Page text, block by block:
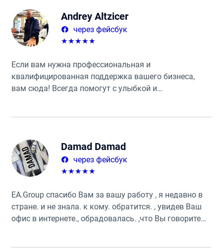
Andrey Altzicer
через фейсбук
★★★★★
Если вам нужна профессиональная и
квалифицированная поддержка вашего бизнеса,
вам сюда! Всегда помогут с улыбкой и
Damad Damad
через фейсбук
★★★★★
ЕА.Group спасибо Вам за вашу работу , я недавно в
стране. и не знала. к кому. обратится. , увидев Ваш
офис в интернете., обрадовалась. ,что Вы говорите